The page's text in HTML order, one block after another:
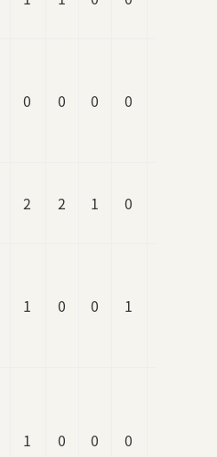
0 0 0 0
2 2 1 0
1 0 0 1
1 0 0 0